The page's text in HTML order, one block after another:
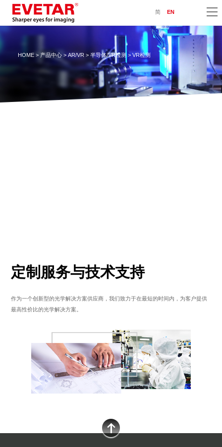
简 EN
HOME> 产品中心> AR/VR > 半导体/VR检测 > VR检测
定制服务与技术支持
作为一个创新型的光学解决方案供应商，我们致力于在最短的时间内，为客户提供
最高性价比的光学解决方案。